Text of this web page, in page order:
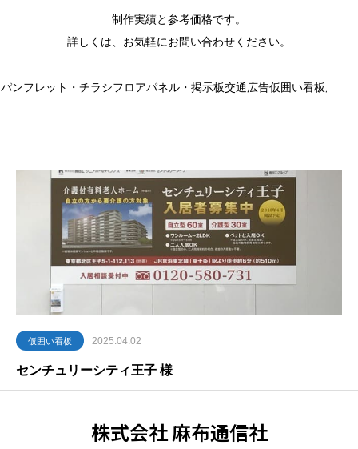
制作実績と参考価格です。
詳しくは、お気軽にお問い合わせください。
パンフレット・チラシフロアパネル・掲示板交通広告仮囲い看板
仮囲い看板 2025.04.02
センチュリーシティ王子 様
株式会社 麻布通信社